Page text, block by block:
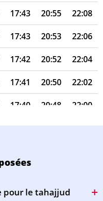
17:43 20:55 22:08
17:43 20:53 22:06
17:42 20:52 22:04
17:41 20:50 22:02
17:40 20:48 22:00
17:39 20:47 21:58
17:37 20:42
pour le tahajjud